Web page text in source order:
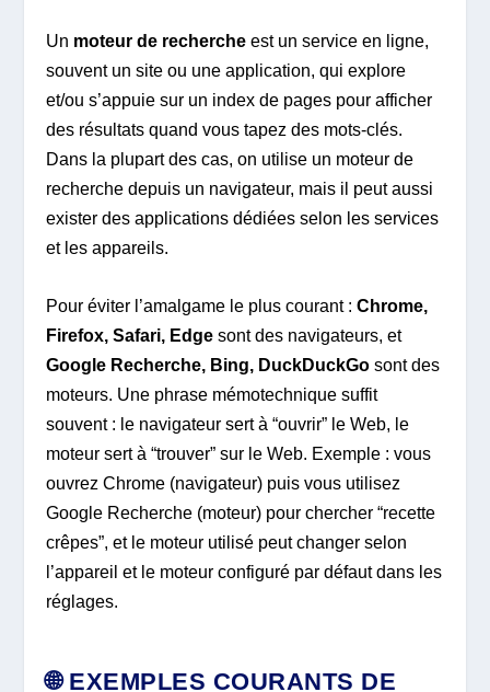
Un moteur de recherche est un service en ligne,
souvent un site ou une application, qui explore
et/ou s’appuie sur un index de pages pour afficher
des résultats quand vous tapez des mots-clés.
Dans la plupart des cas, on utilise un moteur de
recherche depuis un navigateur, mais il peut aussi
exister des applications dédiées selon les services
et les appareils.
Pour éviter l’amalgame le plus courant :Chrome,
Firefox, Safari, Edge sont des navigateurs, et
Google Recherche, Bing, DuckDuckGo sont des
moteurs. Une phrase mémotechnique suffit
souvent : le navigateur sert à “ouvrir” le Web, le
moteur sert à “trouver” sur le Web. Exemple : vous
ouvrez Chrome (navigateur) puis vous utilisez
Google Recherche (moteur) pour chercher “recette
crêpes”, et le moteur utilisé peut changer selon
l’appareil et le moteur configuré par défaut dans les
réglages.
🌐 EXEMPLES COURANTS DE